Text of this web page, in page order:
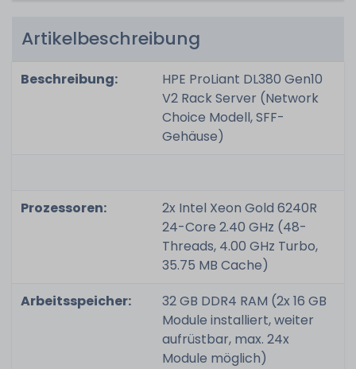
Artikelbeschreibung
Beschreibung:
HPE ProLiant DL380 Gen10
V2 Rack Server (Network
Choice Modell, SFF-
Gehäuse)
Prozessoren:
2x Intel Xeon Gold 6240R
24-Core 2.40 GHz (48-
Threads, 4.00 GHz Turbo,
35.75 MB Cache)
Arbeitsspeicher:
32 GB DDR4 RAM (2x 16 GB
Module installiert, weiter
aufrüstbar, max. 24x
Module möglich)